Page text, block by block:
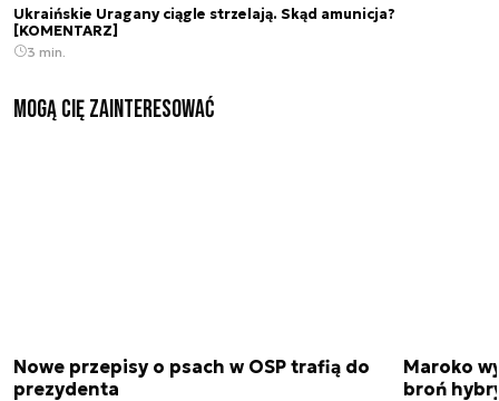
Ukraińskie Uragany ciągle strzelają. Skąd amunicja?
[KOMENTARZ]
3 min.
Mogą Cię zainteresować
Nowe przepisy o psach w OSP trafią do
prezydenta
Maroko
broń